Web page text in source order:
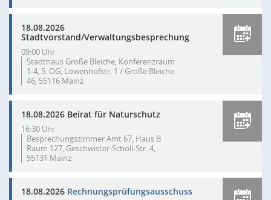
18.08.2026
Stadtvorstand/Verwaltungsbesprechung
09:00 Uhr
Stadthaus Große Bleiche, Konferenzraum
1-4, 5. OG, Löwenhofstr. 1 / Große Bleiche
46, 55116 Mainz
18.08.2026 Beirat für Naturschutz
16:30 Uhr
Besprechungszimmer Amt 67, Haus B
Raum 127, Geschwister-Scholl-Str. 4,
55131 Mainz
18.08.2026 Rechnungsprüfungsausschuss